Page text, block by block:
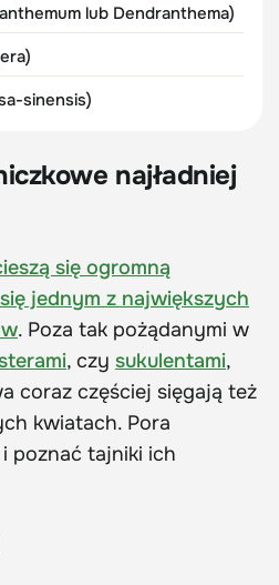
lub Dendranthema)
sinensis)
najładniej
się ogromną
jednym z największych
. Poza tak pożądanymi w
, czy sukulentami,
coraz częściej sięgają też
kwiatach. Pora
poznać tajniki ich